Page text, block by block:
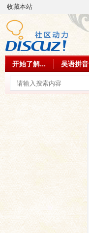
收藏本站
开始了解... 吴语拼音